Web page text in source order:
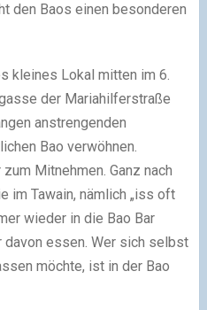
den Baos einen besonderen
kleines Lokal mitten im 6.
der Mariahilferstraße
anstrengenden
Bao verwöhnen.
Mitnehmen. Ganz nach
im Tawain, nämlich „iss oft
wieder in die Bao Bar
davon essen. Wer sich selbst
möchte, ist in der Bao